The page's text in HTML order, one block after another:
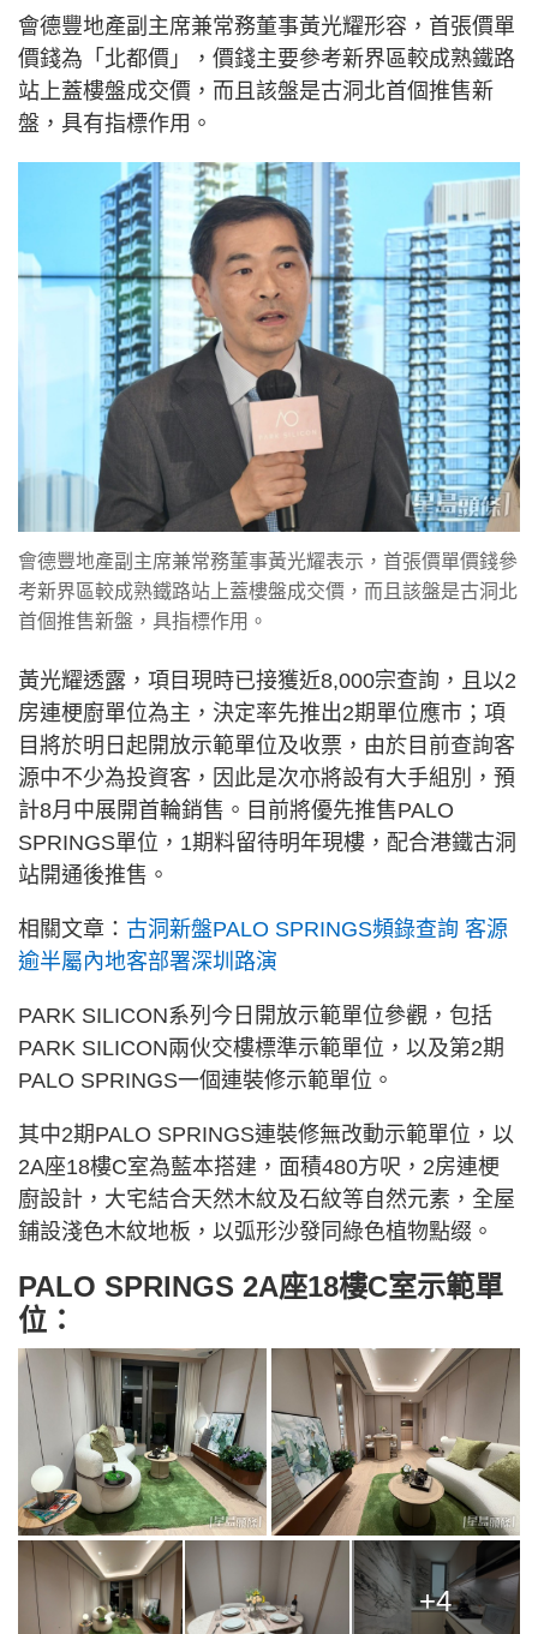
會德豐地產副主席兼常務董事黃光耀形容，首張價單
價錢為「北都價」，價錢主要參考新界區較成熟鐵路
站上蓋樓盤成交價，而且該盤是古洞北首個推售新
盤，具有指標作用。
會德豐地產副主席兼常務董事黃光耀表示，首張價單價錢參
考新界區較成熟鐵路站上蓋樓盤成交價，而且該盤是古洞北
首個推售新盤，具指標作用。
黃光耀透露，項目現時已接獲近8,000宗查詢，且以2
房連梗廚單位為主，決定率先推出2期單位應市；項
目將於明日起開放示範單位及收票，由於目前查詢客
源中不少為投資客，因此是次亦將設有大手組別，預
計8月中展開首輪銷售。目前將優先推售PALO
SPRINGS單位，1期料留待明年現樓，配合港鐵古洞
站開通後推售。
相關文章： 古洞新盤PALO SPRINGS頻錄查詢 客源
逾半屬內地客部署深圳路演
PARK SILICON系列今日開放示範單位參觀，包括
PARK SILICON兩伙交樓標準示範單位，以及第2期
PALO SPRINGS一個連裝修示範單位。
其中2期PALO SPRINGS連裝修無改動示範單位，以
2A座18樓C室為藍本搭建，面積480方呎，2房連梗
廚設計，大宅結合天然木紋及石紋等自然元素，全屋
鋪設淺色木紋地板，以弧形沙發同綠色植物點缀。
PALO SPRINGS 2A座18樓C室示範單
位：
+4